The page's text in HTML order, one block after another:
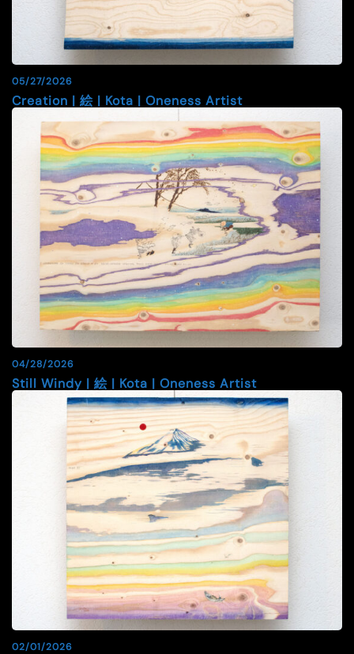
05/27/2026
Creation | 絵 | Kota | Oneness Artist
04/28/2026
Still Windy | 絵 | Kota | Oneness Artist
02/01/2026